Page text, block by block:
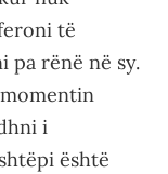
të
pa rënë në sy.
i
është